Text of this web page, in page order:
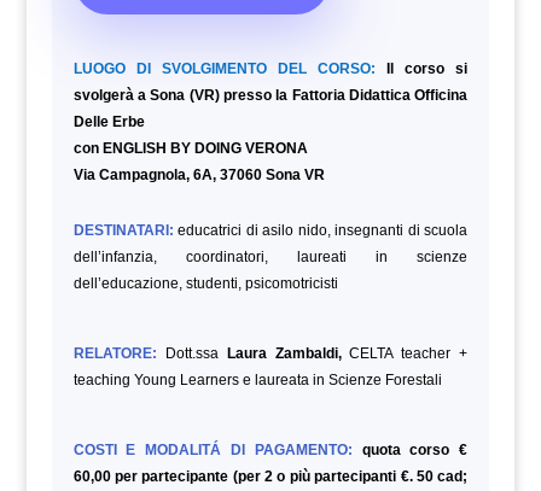
LUOGO DI SVOLGIMENTO DEL CORSO: Il corso si
svolgerà a Sona (VR) presso la Fattoria Didattica Officina
Delle Erbe
con ENGLISH BY DOING VERONA
Via Campagnola, 6A, 37060 Sona VR
DESTINATARI: educatrici di asilo nido, insegnanti di scuola
dell’infanzia, coordinatori, laureati in scienze
dell’educazione, studenti, psicomotricisti
RELATORE: Dott.ssa Laura Zambaldi,CELTA teacher +
teaching Young Learners e laureata in Scienze Forestali
COSTI E MODALITÁ DI PAGAMENTO:
quota corso €
60,00 per partecipante (per 2 o più partecipanti €. 50 cad;